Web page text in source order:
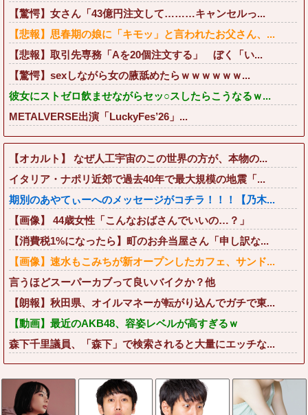
【驚愕】女さん「43億円注文して………キャンセルっ...
【悲報】思春期の娘に「キモッ」と言われたお父さん、...
【悲報】取引先専務「Aを20個注文する」 ぼく「い...
【驚愕】sexしながら女の腋舐めたらｗｗｗｗｗｗ...
彼女にストゼロ飲ませながらセッ○スしたらこうなるｗ...
METALVERSE出演「LuckyFes’26」...
【オカルト】 なぜ人工宇宙のこの世界の方が、本物の...
イタリア・ナポリ近郊で過去40年で最大規模の地震「...
期別のあやてぃーへのメッセージがコチラ！！！【乃木...
【画像】 44歳女性「こんなおばさんでいいの…？」
【消費税1%になったら】町のお弁当屋さん「申し訳な...
【画像】速水もこみちが新オープンしたカフェ、サンド...
言うほどスーパーカブって良いバイクか？他
【朗報】秋田県、オイルマネーが転がり込んでガチで東...
【動画】最近のAKB48、容姿レベルが高すぎるｗ
森下千里議員、「森下」で検索されると大量にエッチな...